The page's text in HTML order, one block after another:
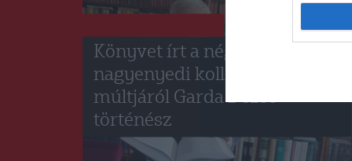
Könyvet írt a négyszáz éves
nagyenyedi kollégium
múltjáról Garda Dezső
történész